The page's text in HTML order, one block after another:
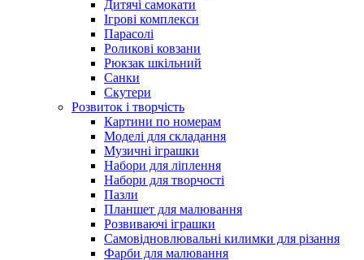
Дитячі самокати
Ігрові комплекси
Парасолі
Роликові ковзани
Рюкзак шкільний
Санки
Скутери
Розвиток і творчість
Картини по номерам
Моделі для складання
Музичні іграшки
Набори для ліплення
Набори для творчості
Пазли
Планшет для малювання
Розвиваючі іграшки
Самовідновлювальні килимки для різання
Фарби для малювання